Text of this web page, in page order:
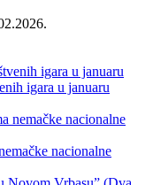
igara u januaru
nacionalne